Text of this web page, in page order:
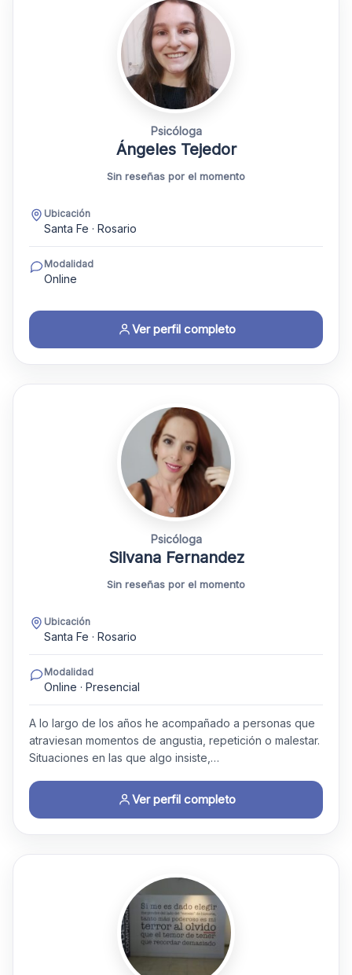
Psicóloga
Ángeles Tejedor
Sin reseñas por el momento
Ubicación
Santa Fe · Rosario
Modalidad
Online
Ver perfil completo
Psicóloga
Silvana Fernandez
Sin reseñas por el momento
Ubicación
Santa Fe · Rosario
Modalidad
Online · Presencial
A lo largo de los años he acompañado a personas que
atraviesan momentos de angustia, repetición o malestar.
Situaciones en las que algo insiste,…
Ver perfil completo